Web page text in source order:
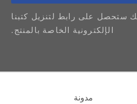
ستحصل على رابط لتنزيل كتبنا
الإلكترونية الخاصة بالمنتج.
مدونة